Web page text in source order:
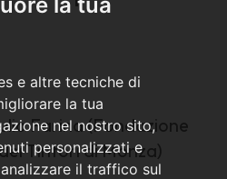
e altre tecniche di
la tua
nel nostro sito,
personalizzati e
il traffico sul
Farina (Fondazione
Tintori di Monza)